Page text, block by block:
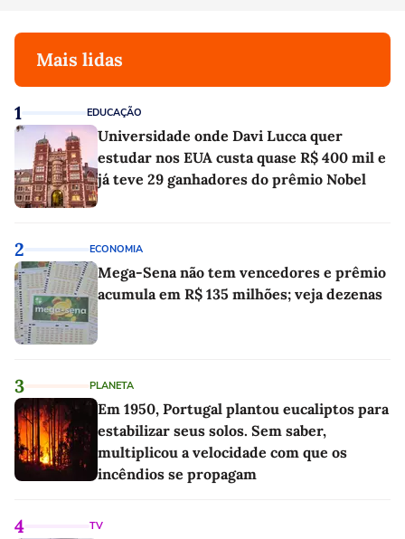
Mais lidas
1 EDUCAÇÃO
Universidade onde Davi Lucca quer
estudar nos EUA custa quase R$ 400 mil e
já teve 29 ganhadores do prêmio Nobel
2 ECONOMIA
Mega-Sena não tem vencedores e prêmio
acumula em R$ 135 milhões; veja dezenas
3 PLANETA
Em 1950, Portugal plantou eucaliptos para
estabilizar seus solos. Sem saber,
multiplicou a velocidade com que os
incêndios se propagam
4 TV